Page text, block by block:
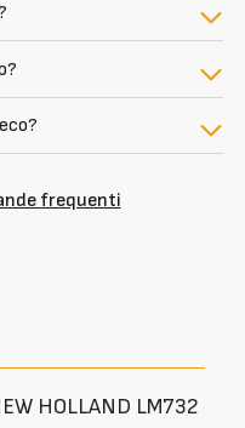
frequenti
HOLLAND LM732